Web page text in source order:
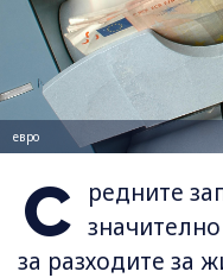
евро
С
редните
за разходите за